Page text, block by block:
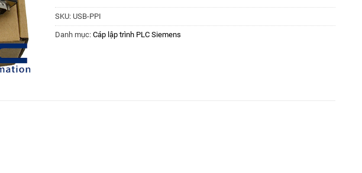
SKU: USB-PPI
Danh mục:Cáp lập trình PLC Siemens